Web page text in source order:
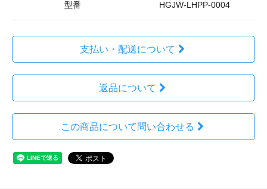
型番 HGJW-LHPP-0004
支払い・配送について
返品について
この商品について問い合わせる